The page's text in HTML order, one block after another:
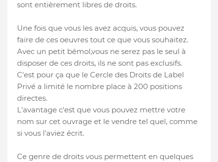
sont entièrement libres de droits.
Une fois que vous les avez acquis, vous pouvez
faire de ces oeuvres tout ce que vous souhaitez.
Avec un petit bémol,vous ne serez pas le seul à
disposer de ces droits, ils ne sont pas exclusifs.
C'est pour ça que le Cercle des Droits de Label
Privé a limité le nombre place à 200 positions
directes.
L'avantage c'est que vous pouvez mettre votre
nom sur cet ouvrage et le vendre tel quel, comme
si vous l'aviez écrit.
Ce genre de droits vous permettent en quelques